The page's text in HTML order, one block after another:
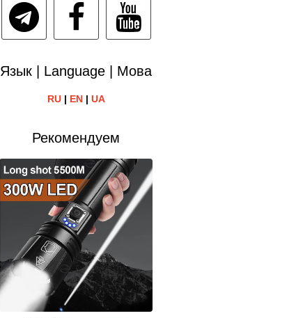
Язык | Language | Мова
RU| EN| UA
Рекомендуем